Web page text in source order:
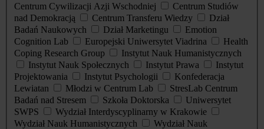
Centrum Cywilizacji Azji Wschodniej
Centrum Studiów
nad Demokracją
Centrum Transferu Wiedzy
Dział
Badań Naukowych
Dział Marketingu
Emotion
Cognition Lab
Europejski Uniwersytet Viadrina
Health
Coping Research Group
Instytut Nauk Humanistycznych
Instytut Nauk Społecznych
Instytut Prawa
Instytut
Projektowania
Instytut Psychologii
Konfederacja
Lewiatan
Młodzi w Centrum Lab
StresLab Centrum
Badań nad Stresem
Szkoła Doktorska
Uniwersytet
SWPS
Wydział Interdyscyplinarny w Krakowie
Wydział Nauk Humanistycznych
Wydział Nauk